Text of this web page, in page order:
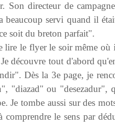
Son directeur de
servi quand il
soit du breton parfait".
lire le flyer le soir même où
découvre tout d'abord
Dès la 3epage, je
"diazad" ou "desezadur",
Je tombe aussi sur des
le sens par